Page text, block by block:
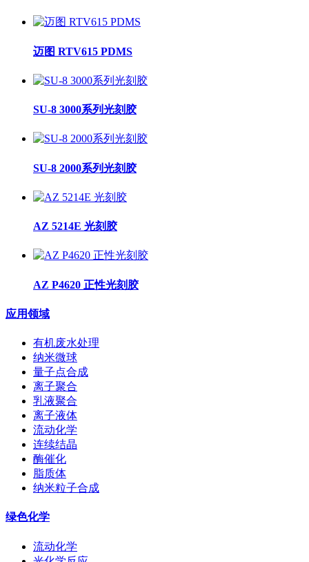
迈图 RTV615 PDMS
SU-8 3000系列光刻胶
SU-8 2000系列光刻胶
AZ 5214E 光刻胶
AZ P4620 正性光刻胶
应用领域
有机废水处理
纳米微球
量子点合成
离子聚合
乳液聚合
离子液体
流动化学
连续结晶
酶催化
脂质体
纳米粒子合成
绿色化学
流动化学